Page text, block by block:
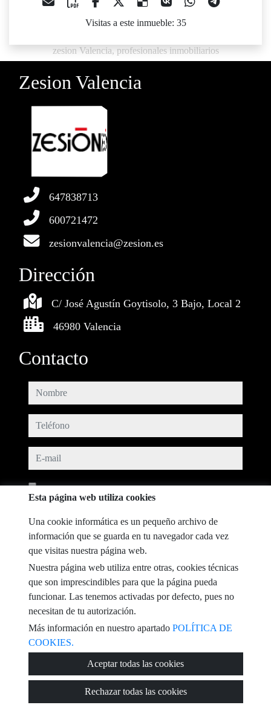
Visitas a este inmueble: 35
zesion Valencia, profesionales inmobiliarios
Zesion Valencia
647838713
600721472
zesionvalencia@zesion.es
Dirección
C/ José Agustín Goytisolo, 3 Bajo, Local 2
46980 Valencia
Contacto
nombre
teléfono
e-mail
Captcha
Esta página web utiliza cookies
Una cookie informática es un pequeño archivo de
información que se guarda en tu navegador cada vez
que visitas nuestra página web.
Nuestra página web utiliza entre otras, cookies técnicas
que son imprescindibles para que la página pueda
funcionar. Las tenemos activadas por defecto, pues no
necesitan de tu autorización.
Más información en nuestro apartado POLÍTICA DE
COOKIES.
Aceptar todas las cookies
Rechazar todas las cookies